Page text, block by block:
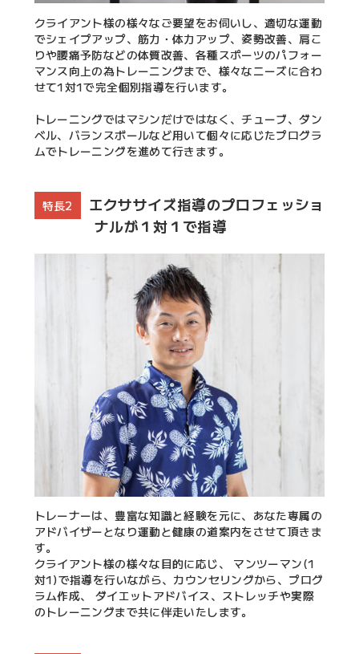
クライアント様の様々なご要望をお伺いし、適切な運動
でシェイプアップ、筋力・体力アップ、姿勢改善、肩こ
りや腰痛予防などの体質改善、各種スポーツのパフォー
マンス向上の為トレーニングまで、様々なニーズに合わ
せて1対1で完全個別指導を行います。
トレーニングではマシンだけではなく、チューブ、ダン
ベル、バランスボールなど用いて個々に応じたプログラ
ムでトレーニングを進めて行きます。
特長2
エクササイズ指導のプロフェッショ
ナルが１対１で指導
トレーナーは、豊富な知識と経験を元に、あなた専属の
アドバイザーとなり運動と健康の道案内をさせて頂きま
す。
クライアント様の様々な目的に応じ、 マンツーマン(1
対1)で指導を行いながら、カウンセリングから、プログ
ラム作成、 ダイエットアドバイス、ストレッチや実際
のトレーニングまで共に伴走いたします。